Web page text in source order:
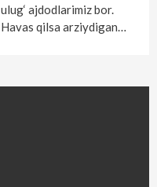
ulug‘ ajdodlarimiz bor.
Havas qilsa arziydigan…